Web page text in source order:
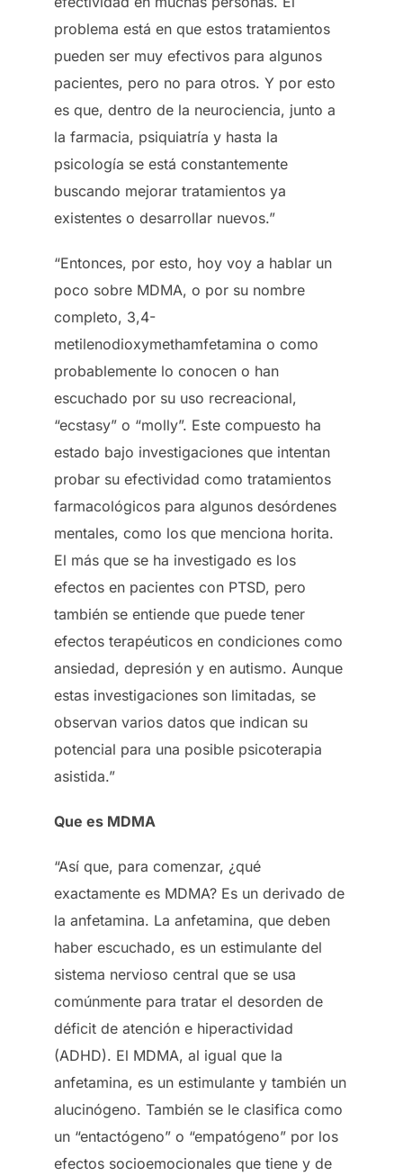
problema está en que estos tratamientos
pueden ser muy efectivos para algunos
pacientes, pero no para otros. Y por esto
es que, dentro de la neurociencia, junto a
la farmacia, psiquiatría y hasta la
psicología se está constantemente
buscando mejorar tratamientos ya
existentes o desarrollar nuevos.”
“Entonces, por esto, hoy voy a hablar un
poco sobre MDMA, o por su nombre
completo, 3,4-
metilenodioxymethamfetamina o como
probablemente lo conocen o han
escuchado por su uso recreacional,
“ecstasy” o “molly”. Este compuesto ha
estado bajo investigaciones que intentan
probar su efectividad como tratamientos
farmacológicos para algunos desórdenes
mentales, como los que menciona horita.
El más que se ha investigado es los
efectos en pacientes con PTSD, pero
también se entiende que puede tener
efectos terapéuticos en condiciones como
ansiedad, depresión y en autismo. Aunque
estas investigaciones son limitadas, se
observan varios datos que indican su
potencial para una posible psicoterapia
asistida.”
Que es MDMA
“Así que, para comenzar, ¿qué
exactamente es MDMA? Es un derivado de
la anfetamina. La anfetamina, que deben
haber escuchado, es un estimulante del
sistema nervioso central que se usa
comúnmente para tratar el desorden de
déficit de atención e hiperactividad
(ADHD). El MDMA, al igual que la
anfetamina, es un estimulante y también un
alucinógeno. También se le clasifica como
un “entactógeno” o “empatógeno” por los
efectos socioemocionales que tiene y de